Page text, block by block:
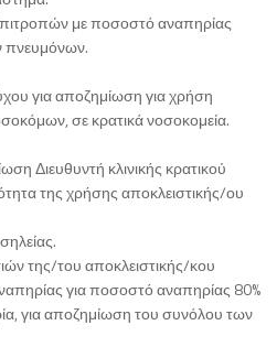
με ποσοστό αναπηρίας
πνευμόνων.
για αποζημίωση για χρήση
σε κρατικά νοσοκομεία.
Διευθυντή κλινικής κρατικού
της χρήσης αποκλειστικής/ου
της/του αποκλειστικής/κου
για ποσοστό αναπηρίας 80%
για αποζημίωση του συνόλου των